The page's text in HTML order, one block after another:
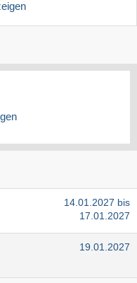
14.01.2027 bis
17.01.2027
19.01.2027